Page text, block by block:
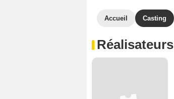
Accueil Casting
Réalisateurs